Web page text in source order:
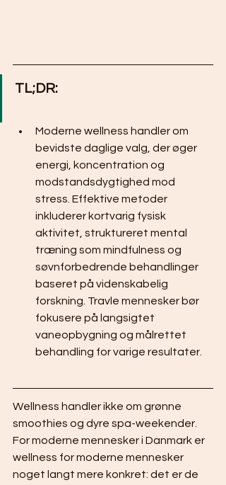
TL;DR:
Moderne wellness handler om
bevidste daglige valg, der øger
energi, koncentration og
modstandsdygtighed mod
stress. Effektive metoder
inkluderer kortvarig fysisk
aktivitet, struktureret mental
træning som mindfulness og
søvnforbedrende behandlinger
baseret på videnskabelig
forskning. Travle mennesker bør
fokusere på langsigtet
vaneopbygning og målrettet
behandling for varige resultater.
Wellness handler ikke om grønne
smoothies og dyre spa-weekender.
For moderne mennesker i Danmark er
wellness for moderne mennesker
noget langt mere konkret: det er de